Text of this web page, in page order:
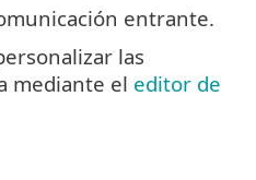
entrante.
las
mediante el editor de